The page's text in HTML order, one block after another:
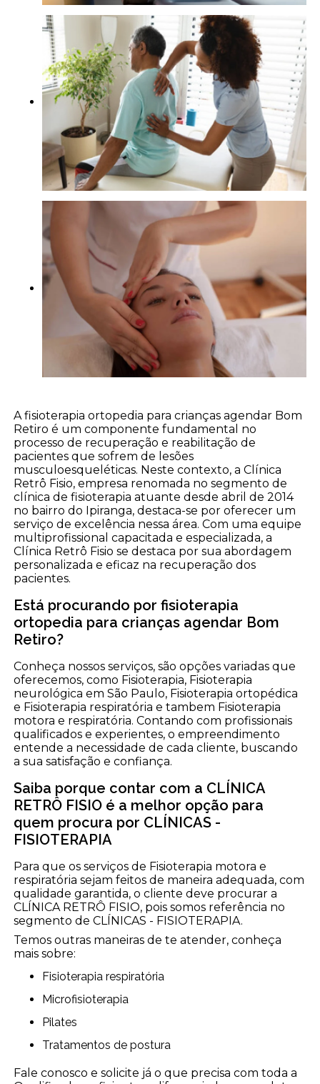
A fisioterapia ortopedia para crianças agendar Bom
Retiro é um componente fundamental no
processo de recuperação e reabilitação de
pacientes que sofrem de lesões
musculoesqueléticas. Neste contexto, a Clínica
Retrô Fisio, empresa renomada no segmento de
clínica de fisioterapia atuante desde abril de 2014
no bairro do Ipiranga, destaca-se por oferecer um
serviço de excelência nessa área. Com uma equipe
multiprofissional capacitada e especializada, a
Clínica Retrô Fisio se destaca por sua abordagem
personalizada e eficaz na recuperação dos
pacientes.
Está procurando por fisioterapia
ortopedia para crianças agendar Bom
Retiro?
Conheça nossos serviços, são opções variadas que
oferecemos, como Fisioterapia, Fisioterapia
neurológica em São Paulo, Fisioterapia ortopédica
e Fisioterapia respiratória e tambem Fisioterapia
motora e respiratória. Contando com profissionais
qualificados e experientes, o empreendimento
entende a necessidade de cada cliente, buscando
a sua satisfação e confiança.
Saiba porque contar com a CLÍNICA
RETRÔ FISIO é a melhor opção para
quem procura por CLÍNICAS -
FISIOTERAPIA
Para que os serviços de Fisioterapia motora e
respiratória sejam feitos de maneira adequada, com
qualidade garantida, o cliente deve procurar a
CLÍNICA RETRÔ FISIO, pois somos referência no
segmento de CLÍNICAS - FISIOTERAPIA.
Temos outras maneiras de te atender, conheça
mais sobre:
Fisioterapia respiratória
Microfisioterapia
Pilates
Tratamentos de postura
Fale conosco e solicite já o que precisa com toda a